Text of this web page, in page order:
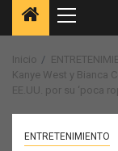
Menú
Inicio
Kanye West y Bianca
EE.UU. por su ‘poca
ENTRETENIMIENTO